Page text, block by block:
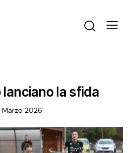
lanciano la sfida
Marzo 2026